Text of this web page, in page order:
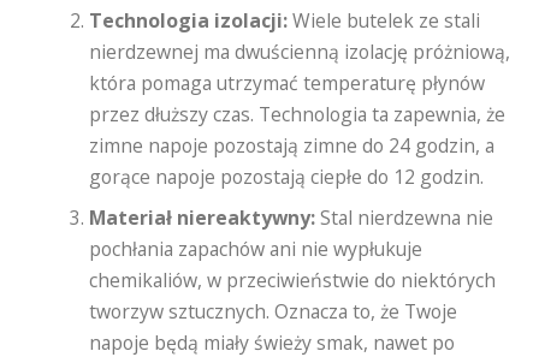
Technologia izolacji:Wiele butelek ze stali
nierdzewnej ma dwuścienną izolację próżniową,
która pomaga utrzymać temperaturę płynów
przez dłuższy czas. Technologia ta zapewnia, że ​​
zimne napoje pozostają zimne do 24 godzin, a
gorące napoje pozostają ciepłe do 12 godzin.
Materiał niereaktywny:Stal nierdzewna nie
pochłania zapachów ani nie wypłukuje
chemikaliów, w przeciwieństwie do niektórych
tworzyw sztucznych. Oznacza to, że Twoje
napoje będą miały świeży smak, nawet po